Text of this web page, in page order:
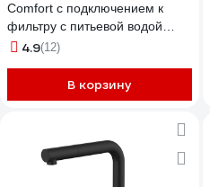
Comfort с подключением к
фильтру с питьевой водой
LM3073C
4.9(12)
В корзину